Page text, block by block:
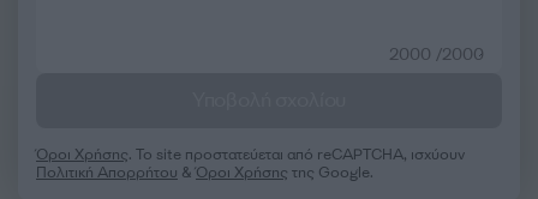
2000 /2000
Όροι Χρήσης. Το site προστατεύεται από reCAPTCHA, ισχύουν
Πολιτική Απορρήτου &Όροι Χρήσης της Google.